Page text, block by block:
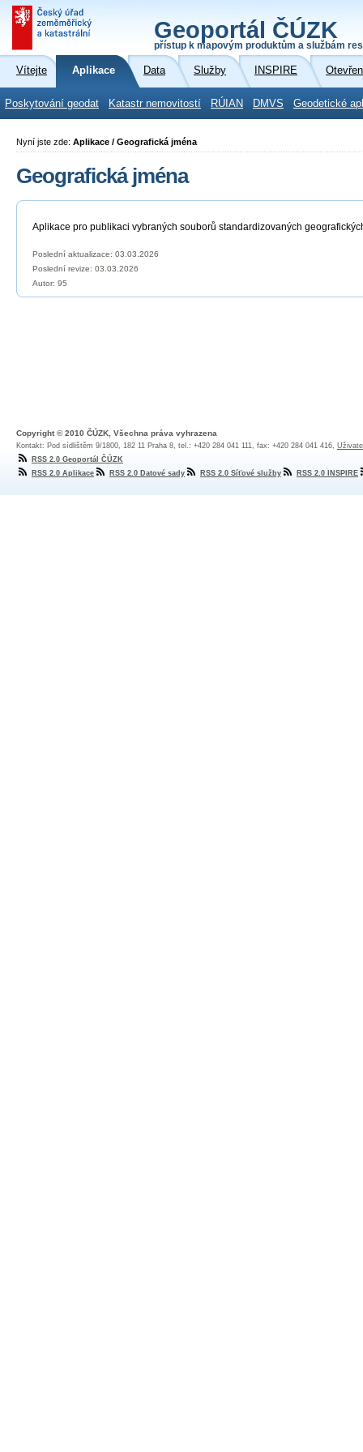
Geoportál ČÚZK
přístup k mapovým produktům a službám
Vítejte Aplikace Data Služby INSPIRE
Poskytování geodat Katastr nemovitostí RÚIAN DMVS Geodetické
Nyní jste zde: Aplikace / Geografická jména
Geografická jména
Aplikace pro publikaci vybraných souborů standardizovaných
Poslední aktualizace: 03.03.2026
Poslední revize: 03.03.2026
Autor: 95
Copyright © 2010 ČÚZK, Všechna práva vyhrazena
Kontakt: Pod sídlištěm 9/1800, 182 11 Praha 8, tel.: +420 284 041 111, fax: +420 284 041 416,
RSS 2.0 Geoportál ČÚZK
RSS 2.0 Aplikace
RSS 2.0 Datové sady RSS 2.0 Síťové služby RSS 2.0 INSPIRE